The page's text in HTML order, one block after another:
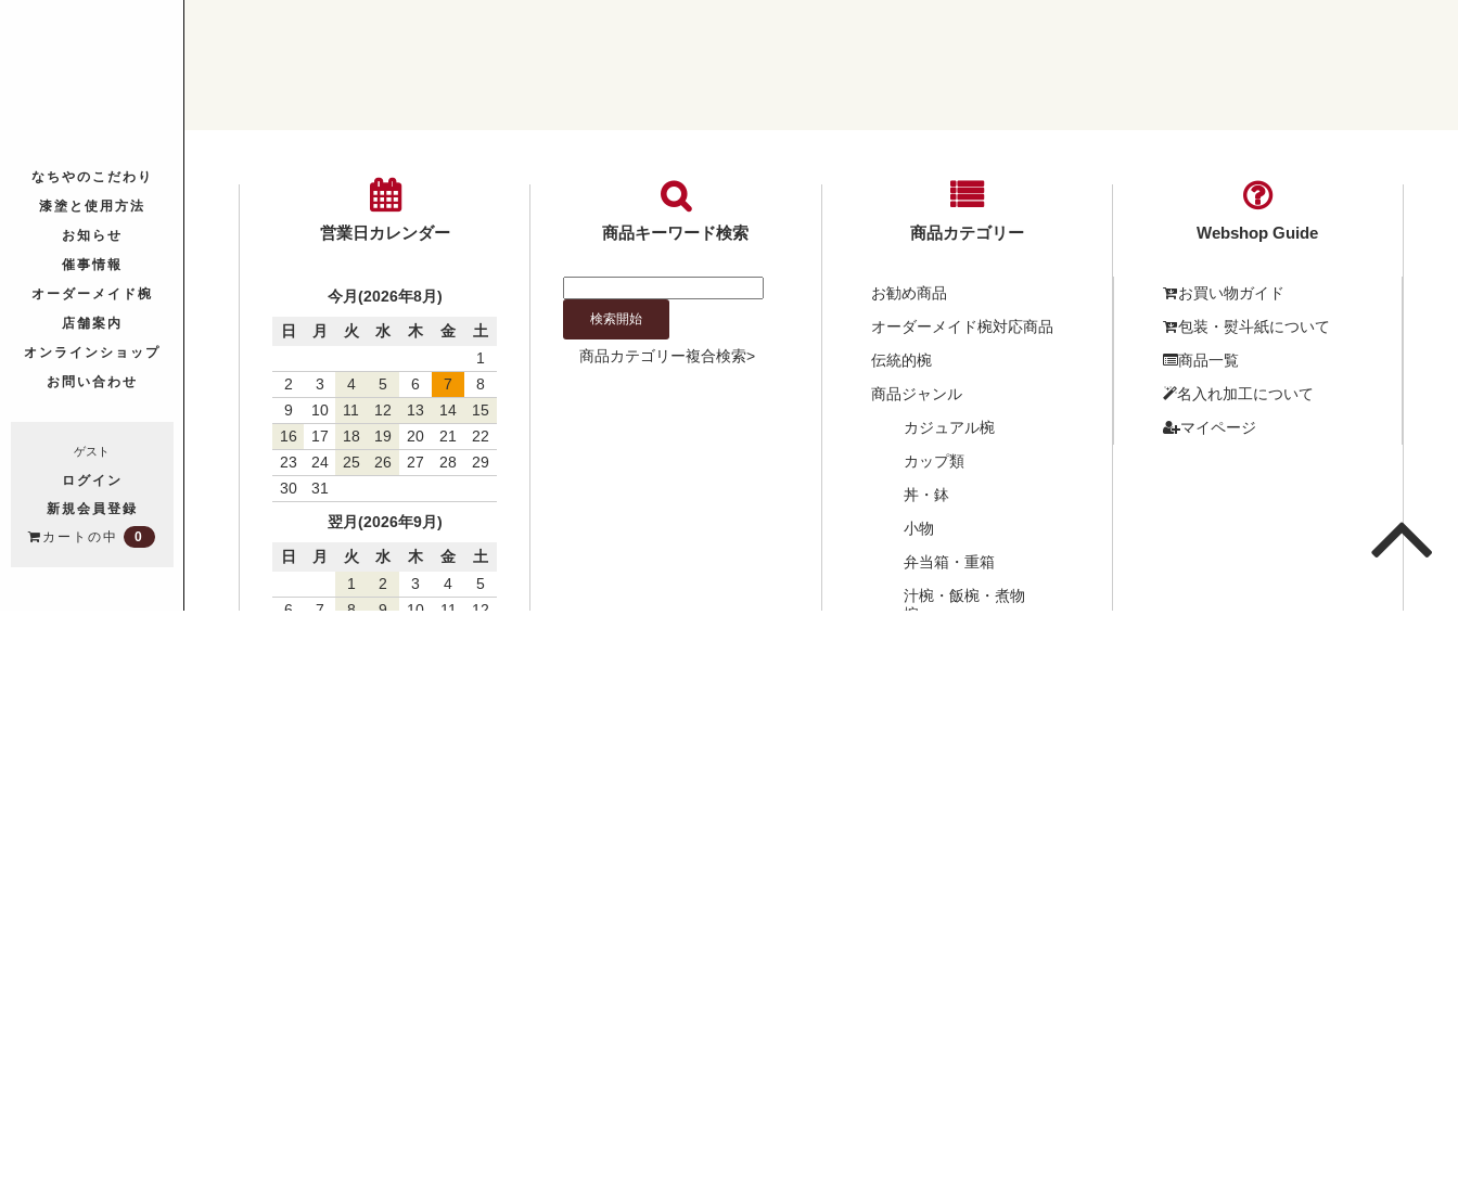
なちやのこだわり
漆塗と使用方法
お知らせ
催事情報
オーダーメイド椀
店舗案内
オンラインショップ
お問い合わせ
ゲスト
ログイン
新規会員登録
カートの中 0
営業日カレンダー
今月(2026年8月)
日
月 火 水 木 金
土
1
2
3 4 5 6 7
8
9
10 11 12 13 14
15
16
17 18 19 20 21
22
23
24 25 26 27 28
29
30
31
翌月(2026年9月)
日
月 火 水 木 金
土
1
2 3 4
5
6
7 8 9 10 11
12
商品キーワード検索
商品カテゴリー複合検索>
商品カテゴリー
お勧め商品
オーダーメイド椀対応商品
伝統的椀
商品ジャンル
カジュアル椀
カップ類
丼・鉢
小物
弁当箱・重箱
汁椀・飯椀・煮物
椀
Webshop Guide
お買い物ガイド
包装・熨斗紙について
商品一覧
名入れ加工について
マイページ